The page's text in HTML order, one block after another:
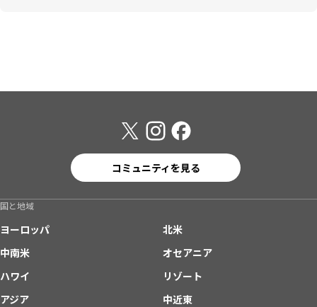
コミュニティを見る
国と地域
ヨーロッパ
北米
中南米
オセアニア
ハワイ
リゾート
アジア
中近東